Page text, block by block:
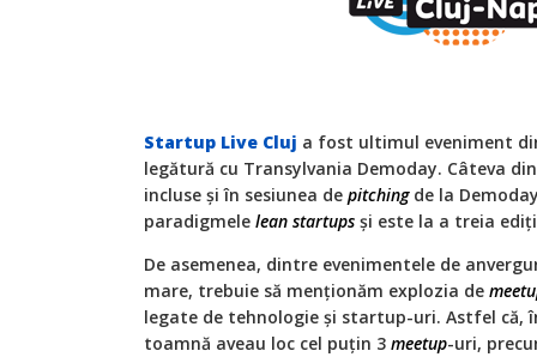
Startup Live Cluj a fost ultimul eveniment
legătură cu Transylvania Demoday. Câteva
incluse și în sesiunea de pitchingde la
paradigmele lean startups și este la a treia
De asemenea, dintre evenimentele de
mare, trebuie să menționăm explozia de
legate de tehnologie și startup-uri. Astfel că,
toamnă aveau loc cel puțin 3 meetup-uri,